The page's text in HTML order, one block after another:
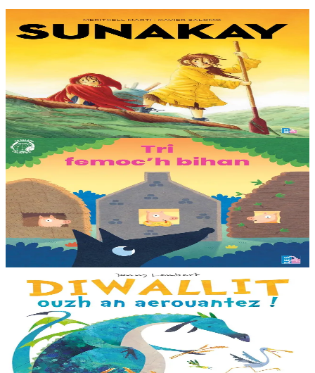
TES
Sunakay
Deuet eo ar mor da vezañ ur pezh lennad loustoni hep netra vev
ennañ ken. Div c’hoar zo o chom war un enez plastik, o klask bevañ
evel ma c’hallont, e-touez al lastez....
Er stok25,00 €
3 bloaz hag ouzhpenn
TES
Tri femoc'h bihan
Ur wech e oa tri femoc’h bihan hag a veve eürus gant o zud. Un
deiz koulskoude e voe poent da bep hini kaout e di ! Ur rummad
savet a-ratozh evit ar vugale...
Bannoù-heol
Diwallit ouzh an aerouantez !
Dreistordinal eo ti nevez Eflammez. Bleunioù zo, geot flour hag
amezeien plijus-tre. Sur eo ?... - N’out ket evit chom amañ ! a huch
al loened all dezhi. Ha...